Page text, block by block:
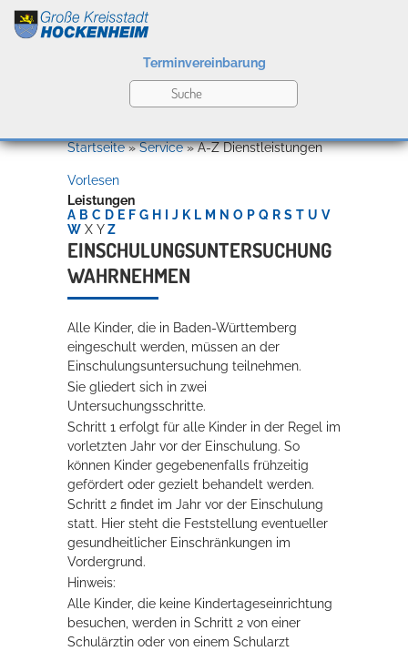
Kultur
Bildung
Wirtschaft
Rathaus
Service
Terminvereinbarung
Konzerte, Tagungen und vieles mehr
Die Stadthalle Hockenheim bietet den perfekten Standort für Events
mehr dazu...
Startseite»Service»A-Z Dienstleistungen
Vorlesen
Leistungen
A B C D E F G H J K L M N O P Q R S T U V
W X Y Z
EINSCHULUNGSUNTERSUCHUNG
WAHRNEHMEN
Alle Kinder, die in Baden-Württemberg
eingeschult werden, müssen an der
Einschulungsuntersuchung teilnehmen.
Sie gliedert sich in zwei
Untersuchungsschritte.
Schritt 1 erfolgt für alle Kinder in der Regel im
vorletzten Jahr vor der Einschulung. So
können Kinder gegebenenfalls frühzeitig
gefördert oder gezielt behandelt werden.
Schritt 2 findet im Jahr vor der Einschulung
statt. Hier steht die Feststellung eventueller
gesundheitlicher Einschränkungen im
Vordergrund.
Hinweis:
Alle Kinder, die keine Kindertageseinrichtung
besuchen, werden in Schritt 2 von einer
Schulärztin oder von einem Schularzt